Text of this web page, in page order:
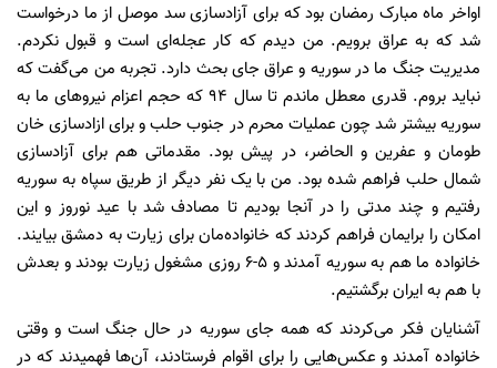
اواخر ماه مبارک رمضان بود که برای آزادسازی سد موصل از ما درخواست
شد که به عراق برویم. من دیدم که کار عجله‌ای است و قبول نکردم.
مدیریت جنگ ما در سوریه و عراق جای بحث دارد. تجربه من می‌گفت که
نباید بروم. قدری معطل ماندم تا سال 94 که حجم اعزام نیروهای ما به
سوریه بیشتر شد چون عملیات محرم در جنوب حلب و برای ازادسازی خان
طومان و عفرین و الحاضر، در پیش بود. مقدماتی هم برای آزادسازی
شمال حلب فراهم شده بود. من با یک نفر دیگر از طریق سپاه به سوریه
رفتیم و چند مدتی را در آنجا بودیم تا مصادف شد با عید نوروز و این
امکان را برایمان فراهم کردند که خانواده‌مان برای زیارت به دمشق بیایند.
خانواده ما هم به سوریه آمدند و 5-6 روزی مشغول زیارت بودند و بعدش
با هم به ایران برگشتیم.
آشنایان فکر می‌کردند که همه جای سوریه در حال جنگ است و وقتی
خانواده آمدند و عکس‌هایی را برای اقوام فرستادند، آن‌ها فهمیدند که در